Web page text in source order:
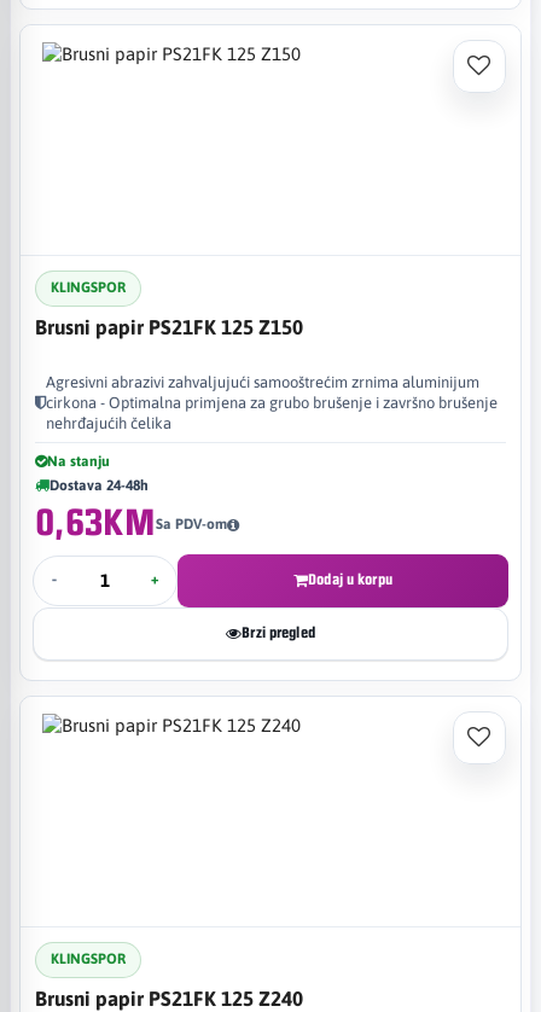
KLINGSPOR
Brusni papir PS21FK 125 Z150
Agresivni abrazivi zahvaljujući samooštrećim zrnima aluminijum
cirkona - Optimalna primjena za grubo brušenje i završno brušenje
nehrđajućih čelika
Na stanju
Dostava 24-48h
0,63KMSa PDV-om
- + Dodaj u korpu
Brzi pregled
KLINGSPOR
Brusni papir PS21FK 125 Z240